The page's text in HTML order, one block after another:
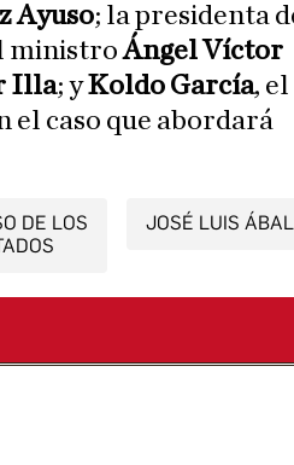
Ayuso; la presidenta
ministroÁngel Víctor
Illa; yKoldo García, el
el caso que abordará
DE LOS
JOSÉ LUIS